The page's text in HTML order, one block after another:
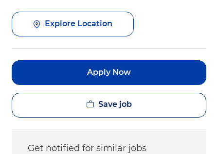
Explore Location
Apply Now
Save job
Get notified for similar jobs